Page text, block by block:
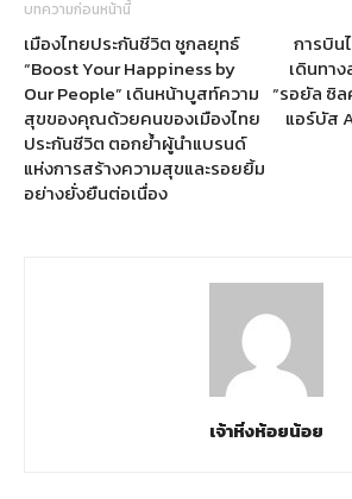
บทความก่อนหน้านี้
เมืองไทยประกันชีวิต ชูกลยุทธ์
“Boost Your Happiness by
Our People” เดินหน้าบูสท์ความ
สุขของคุณด้วยคนของเมืองไทย
ประกันชีวิต ตอกย้ำผู้นำแบรนด์
แห่งการสร้างความสุขและรอยยิ้ม
อย่างยั่งยืนต่อเนื่อง
การบิน
เดินทา
“รอยัล ซิ
แอร์บัส
เจ้าหิ่งห้อยน้อย